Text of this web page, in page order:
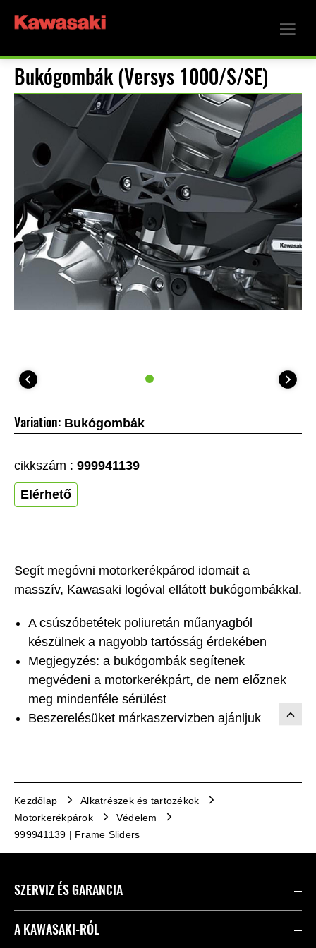
Bukógombák (Versys 1000/S/SE)
Segít megóvni motorkerékpárod idomait a
masszív, Kawasaki logóval ellátott bukógombákkal.
A csúszóbetétek poliuretán műanyagból
készülnek a nagyobb tartósság érdekében
Megjegyzés: a bukógombák segítenek
megvédeni a motorkerékpárt, de nem előznek
meg mindenféle sérülést
Beszerelésüket márkaszervizben ajánljuk
Variation: Bukógombák
cikkszám : 999941139
Elérhető
Kezdőlap
Alkatrészek és tartozékok
Motorkerékpárok
Védelem
999941139 | Frame Sliders
SZERVIZ ÉS GARANCIA
Kapcsolat
A KAWASAKI-RÓL